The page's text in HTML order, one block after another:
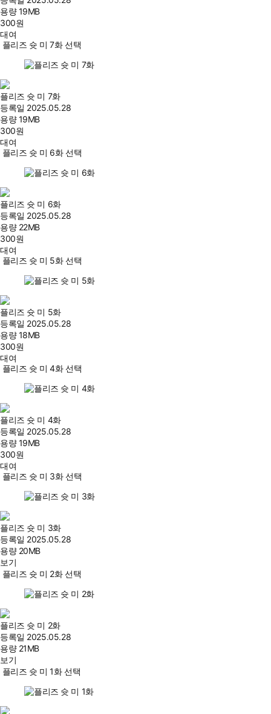
용량19MB
300원
대여
플리즈 슛 미 7화 선택
플리즈 슛 미 7화
등록일 2025.05.28
용량19MB
300원
대여
플리즈 슛 미 6화 선택
플리즈 슛 미 6화
등록일 2025.05.28
용량 22MB
300원
대여
플리즈 슛 미 5화 선택
플리즈 슛 미 5화
등록일 2025.05.28
용량18MB
300원
대여
플리즈 슛 미 4화 선택
플리즈 슛 미 4화
등록일 2025.05.28
용량19MB
300원
대여
플리즈 슛 미 3화 선택
플리즈 슛 미 3화
등록일 2025.05.28
용량 20MB
보기
플리즈 슛 미 2화 선택
플리즈 슛 미 2화
등록일 2025.05.28
용량 21MB
보기
플리즈 슛 미 1화 선택